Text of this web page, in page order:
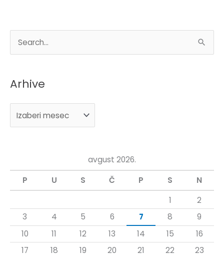
t
r
z
Arhive
r
i
avgust 2026.
P
U S Č P S
N
1
2
3
4 5 6 7 8
9
10
11 12 13 14 15
16
17
18 19 20 21 22
23